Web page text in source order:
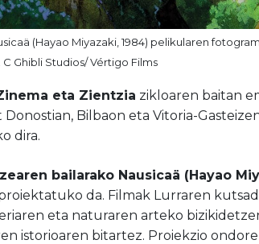
(Hayao Miyazaki, 1984) pelikularen
Ghibli Studios/ Vértigo Films
eta Zientzia zikloaren baitan
Bilbaon eta Vitoria-
dira.
bailarako Nausicaä (Hayao
da. Filmak Lurraren
eta naturaren arteko
istorioaren bitartez. Proiekzio